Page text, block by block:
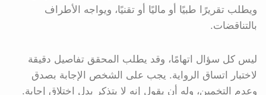
ويطلب تقريرًا طبيًا أو ماليًا أو تقنيًا، ويواجه الأطراف
بالتناقضات.
ليس كل سؤال اتهامًا، وقد يطلب المحقق تفاصيل دقيقة
لاختبار اتساق الرواية. يجب على الشخص الإجابة بصدق
وعدم التخمين، وله أن يقول إنه لا يتذكر بدل اختلاق إجابة.